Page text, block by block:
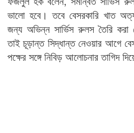
ভালো হবে। তবে বেসরকারি খাত
জন্য অভিন্ন সার্ভিস রুলস তৈরি করা
তাই চূড়ান্ত সিদ্ধান্ত নেওয়ার আগে
পক্ষের সঙ্গে নিবিড় আলোচনার তাগিদ